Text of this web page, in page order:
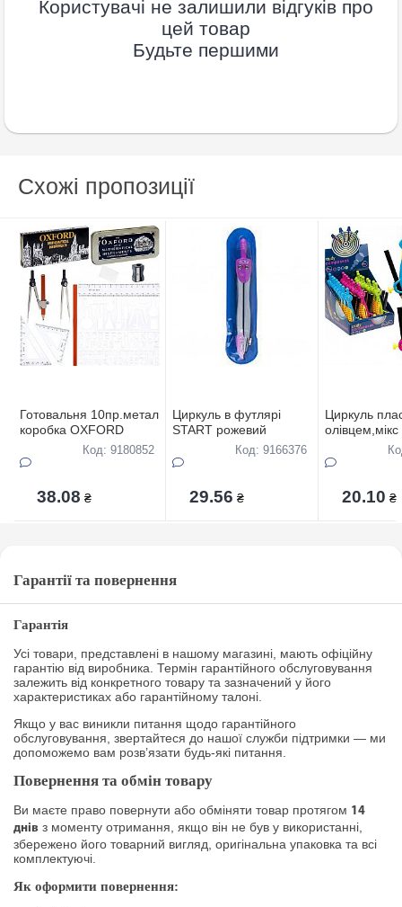
Користувачі не залишили відгуків про
цей товар
Будьте першими
Схожі пропозиції
Готовальня 10пр.метал
коробка OXFORD
Код: 9180852
38.08 ₴
Циркуль в футлярi
START рожевий
Код: 9166376
29.56 ₴
Циркуль
олiвцем,мiкс
20.10 ₴
Гарантії та повернення
Гарантія
Усі товари, представлені в нашому магазині, мають офіційну
гарантію від виробника. Термін гарантійного обслуговування
залежить від конкретного товару та зазначений у його
характеристиках або гарантійному талоні.
Якщо у вас виникли питання щодо гарантійного
обслуговування, звертайтеся до нашої служби підтримки — ми
допоможемо вам розв’язати будь-які питання.
Повернення та обмін товару
Ви маєте право повернути або обміняти товар протягом 14
днів з моменту отримання, якщо він не був у використанні,
збережено його товарний вигляд, оригінальна упаковка та всі
комплектуючі.
Як оформити повернення: